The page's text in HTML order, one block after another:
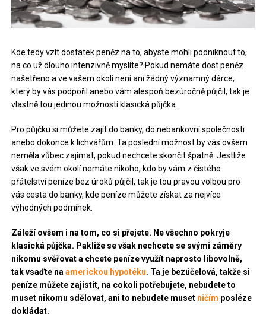
Kde tedy vzít dostatek peněz na to, abyste mohli podniknout to,
na co už dlouho intenzivně myslíte? Pokud nemáte dost peněz
našetřeno a ve vašem okolí není ani žádný významný dárce,
který by vás podpořil anebo vám alespoň bezúročně půjčil, tak je
vlastně tou jedinou možností klasická půjčka.
Pro půjčku si můžete zajít do banky, do nebankovní společnosti
anebo dokonce k lichvářům. Ta poslední možnost by vás ovšem
neměla vůbec zajímat, pokud nechcete skončit špatně. Jestliže
však ve svém okolí nemáte nikoho, kdo by vám z čistého
přátelství peníze bez úroků půjčil, tak je tou pravou volbou pro
vás cesta do banky, kde peníze můžete získat za nejvíce
výhodných podmínek.
Záleží ovšem i na tom, co si přejete. Ne všechno pokryje
klasická půjčka. Pakliže se však nechcete se svými záměry
nikomu svěřovat a chcete peníze využít naprosto libovolně,
tak vsaďte naamerickou hypotéku. Ta je bezúčelová, takže si
peníze můžete zajistit, na cokoli potřebujete, nebudete to
muset nikomu sdělovat, ani to nebudete muset ničím posléze
dokládat.